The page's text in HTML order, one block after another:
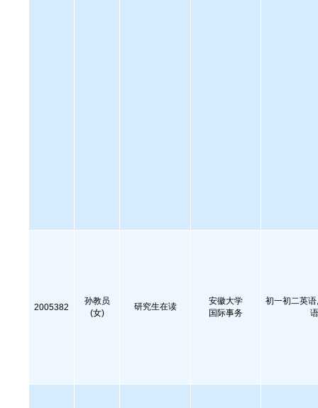
2005382
孙教员
(女)
研究生在读
安徽大学
国际事务
初一初二英